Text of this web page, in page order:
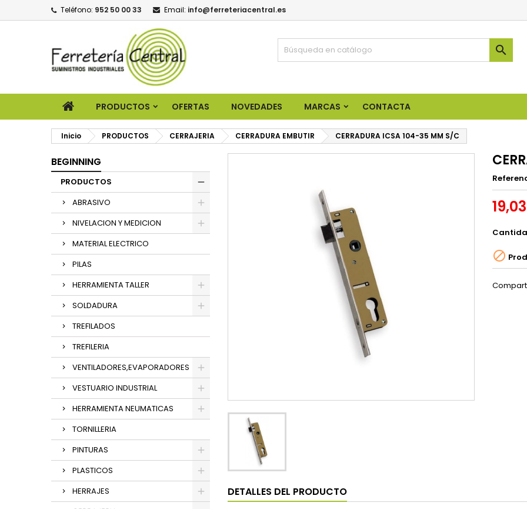
Teléfono: 952 50 00 33 Email: info@ferreteriacentral.es

PRODUCTOS OFERTAS NOVEDADES MARCAS CONTACTA
Inicio PRODUCTOS CERRAJERIA CERRADURA EMBUTIR CERRADURA ICSA 104-35 MM S/C
BEGINNING
PRODUCTOS
ABRASIVO
NIVELACION Y MEDICION
MATERIAL ELECTRICO
PILAS
HERRAMIENTA TALLER
SOLDADURA
TREFILADOS
TREFILERIA
VENTILADORES,EVAPORADORES
VESTUARIO INDUSTRIAL
HERRAMIENTA NEUMATICAS
TORNILLERIA
PINTURAS
PLASTICOS
HERRAJES

DETALLES DEL PRODUCTO